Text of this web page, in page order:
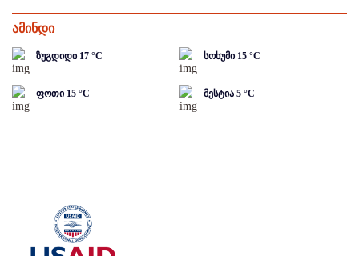
ამინდი
ზუგდიდი 17 °C სოხუმი 15 °C
ფოთი 15 °C მესტია 5 °C